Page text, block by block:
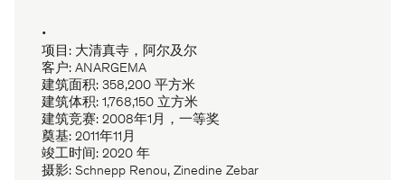
•
项目: 大清真寺，阿尔及尔
客户: ANARGEMA
建筑面积: 358,200 平方米
建筑体积: 1,768,150 立方米
建筑竞赛: 2008年1月，一等奖
奠基: 2011年11月
竣工时间: 2020 年
摄影: Schnepp Renou, Zinedine Zebar